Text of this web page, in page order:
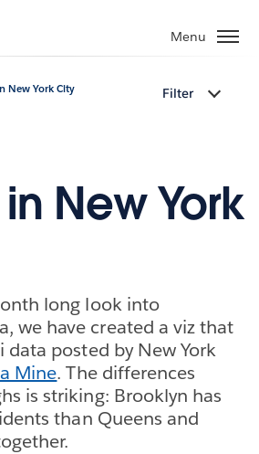
Menu
New York City Filter
New York
long look into
we have created a viz that
posted by New York
Mine. The differences
is striking: Brooklyn has
than Queens and